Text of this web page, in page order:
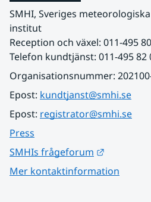
SMHI, Sveriges
institut
Reception och växel: 011-495
Telefon kundtjänst: 011-495 82
Organisationsnummer:
Epost: kundtjanst@smhi.se
Epost: registrator@smhi.se
Press
SMHIs frågeforum
Mer kontaktinformation